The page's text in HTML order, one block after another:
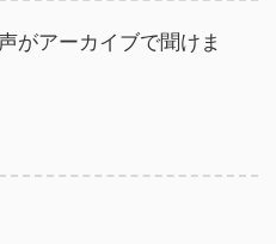
がアーカイブで聞けま